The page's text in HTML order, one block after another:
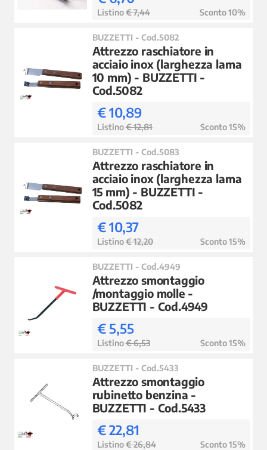
Listino€ 7,44 Sconto 10%
BUZZETTI - Cod.5082
Attrezzo raschiatore in
acciaio inox (larghezza lama
10 mm) - BUZZETTI -
Cod.5082
€ 10,89
Listino€ 12,81 Sconto 15%
BUZZETTI - Cod.5083
Attrezzo raschiatore in
acciaio inox (larghezza lama
15 mm) - BUZZETTI -
Cod.5082
€ 10,37
Listino€ 12,20 Sconto 15%
BUZZETTI - Cod.4949
Attrezzo smontaggio
/montaggio molle -
BUZZETTI - Cod.4949
€ 5,55
Listino€ 6,53 Sconto 15%
BUZZETTI - Cod.5433
Attrezzo smontaggio
rubinetto benzina -
BUZZETTI - Cod.5433
€ 22,81
Listino€ 26,84 Sconto 15%